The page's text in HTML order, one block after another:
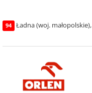
94 Ładna (woj. małopolskie),